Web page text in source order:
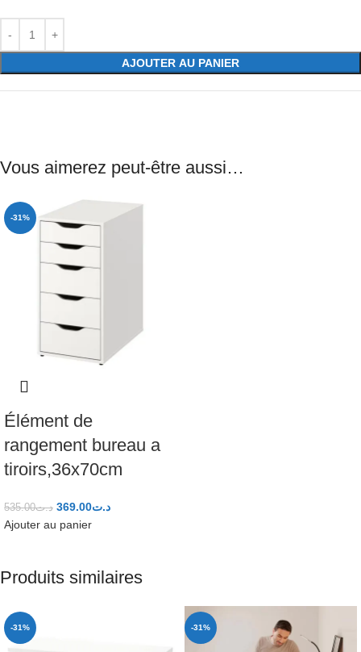
AJOUTER AU PANIER
Vous aimerez peut-être aussi…
-31%
Élément de
rangement bureau a
tiroirs,36x70cm
د.ت535.00 د.ت369.00
Ajouter au panier
Produits similaires
-31% -31%